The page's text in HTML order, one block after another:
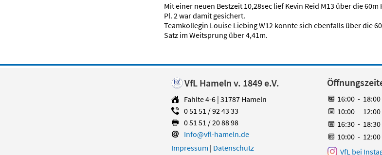
Mit einer neuen Bestzeit 10,28sec lief Kevin Reid M13 über die
Pl. 2 war damit gesichert.
Teamkollegin Louise Liebing W12 konnte sich ebenfalls über die
Satz im Weitsprung über 4,41m.
VfL Hameln v. 1849 e.V.
Fahlte 4-6 | 31787 Hameln
0 51 51 / 92 43 33
0 51 51 / 20 88 98
Info@vfl-hameln.de
Impressum | Datenschutz
16:00 - 18:00
10:00 - 12:00
16:30 - 18:30
10:00 - 12:00
VfL bei